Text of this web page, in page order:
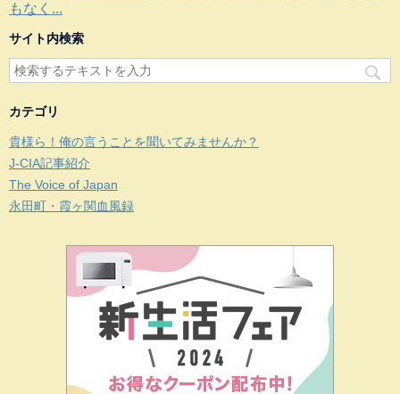
もなく...
サイト内検索
カテゴリ
貴様ら！俺の言うことを聞いてみませんか？
J-CIA記事紹介
The Voice of Japan
永田町・霞ヶ関血風録